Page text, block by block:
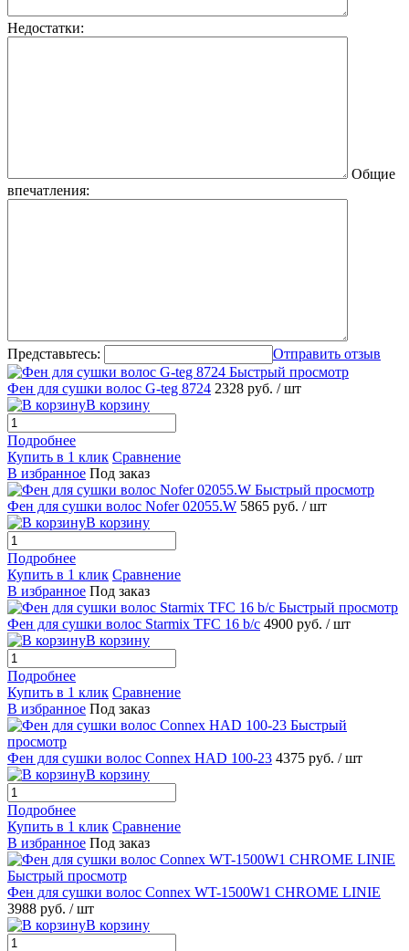
Недостатки:
Общие
впечатления:
Представьтесь:
Отправить отзыв
Быстрый просмотр
Фен для сушки волос G-teg 8724 2328 руб. / шт
В корзину
Подробнее
Купить в 1 клик Сравнение
В избранное Под заказ
Быстрый просмотр
Фен для сушки волос Nofer 02055.W 5865 руб. / шт
В корзину
Подробнее
Купить в 1 клик Сравнение
В избранное Под заказ
Быстрый просмотр
Фен для сушки волос Starmix TFC 16 b/c 4900 руб. / шт
В корзину
Подробнее
Купить в 1 клик Сравнение
В избранное Под заказ
Быстрый
просмотр
Фен для сушки волос Connex HAD 100-23 4375 руб. / шт
В корзину
Подробнее
Купить в 1 клик Сравнение
В избранное Под заказ
Быстрый просмотр
Фен для сушки волос Connex WT-1500W1 CHROME LINIE
3988 руб. / шт
В корзину